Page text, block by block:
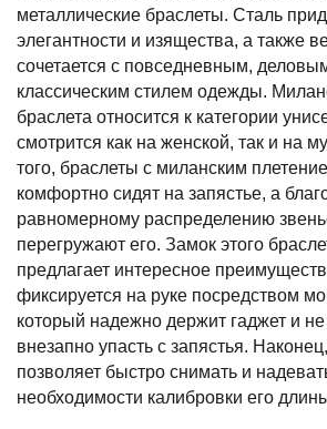
металлические браслеты. Сталь
элегантности и изящества, а также
сочетается с повседневным,
классическим стилем одежды.
браслета относится к категории
смотрится как на женской, так и на
того, браслеты с миланским
комфортно сидят на запястье, а
равномерному распределению
перегружают его. Замок этого
предлагает интересное
фиксируется на руке посредством
который надежно держит гаджет и
внезапно упасть с запястья.
позволяет быстро снимать и
необходимости калибровки его